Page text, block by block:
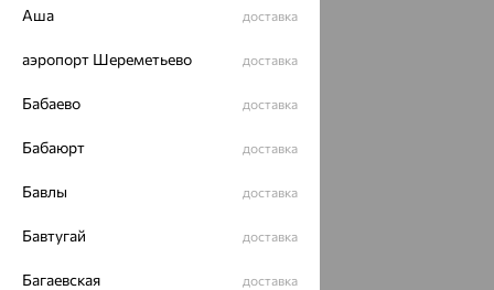
Разработка сайта —
Аша доставка
аэропорт Шереметьево доставка
Бабаево доставка
Бабаюрт доставка
Бавлы доставка
Бавтугай доставка
Багаевская доставка